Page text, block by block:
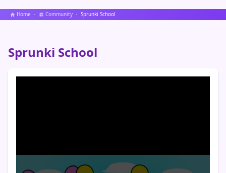
Home Community Sprunki School
Sprunki School